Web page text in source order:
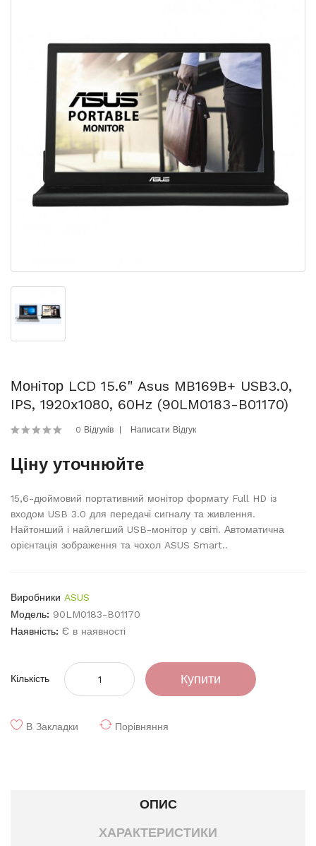
Монiтор LCD 15.6" Asus MB169B+ USB3.0,
IPS, 1920x1080, 60Hz (90LM0183-B01170)
0 Відгуків Написати Відгук
Ціну уточнюйте
15,6-дюймовий портативний монітор формату Full HD із
входом USB 3.0 для передачі сигналу та живлення.
Найтонший і найлегший USB-монітор у світі. Автоматична
орієнтація зображення та чохол ASUS Smart..
Виробники ASUS
Модель: 90LM0183-B01170
Наявність: Є в наявності
Кількість Купити
В Закладки Порівняння
ОПИС
ХАРАКТЕРИСТИКИ